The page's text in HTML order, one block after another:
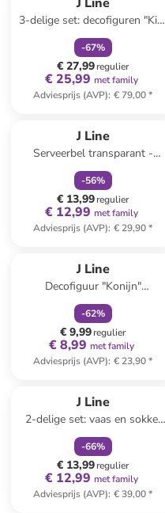
3-delige set: decofiguren "Kip"
groen
-67%
€ 27,99regulier
€ 25,99 met family
Adviesprijs (AVP): € 79,00*
J Line
Serveerbel transparant -
(H)25 cm
-56%
€ 13,99regulier
€ 12,99 met family
Adviesprijs (AVP): € 29,90*
J Line
Decofiguur "Konijn"
roze/oranje/goudkleurig -
(H)36 x Ø 7 cm
-62%
€ 9,99regulier
€ 8,99 met family
Adviesprijs (AVP): € 23,90*
J Line
2-delige set: vaas en sokkel
zilverkleurig/zwart - (H)22 x Ø
14 cm
-66%
€ 13,99regulier
€ 12,99 met family
Adviesprijs (AVP): € 39,00*